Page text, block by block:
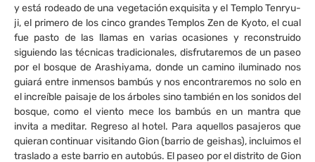
y está rodeado de una vegetación exquisita y el Templo Tenryu-
ji, el primero de los cinco grandes Templos Zen de Kyoto, el cual
fue pasto de las llamas en varias ocasiones y reconstruido
siguiendo las técnicas tradicionales, disfrutaremos de un paseo
por el bosque de Arashiyama, donde un camino iluminado nos
guiará entre inmensos bambús y nos encontraremos no solo en
el increíble paisaje de los árboles sino también en los sonidos del
bosque, como el viento mece los bambús en un mantra que
invita a meditar. Regreso al hotel. Para aquellos pasajeros que
quieran continuar visitando Gion (barrio de geishas), incluimos el
traslado a este barrio en autobús. El paseo por el distrito de Gion